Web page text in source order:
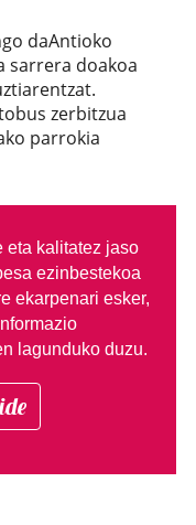
daAntioko
sarrera doakoa
zerbitzua
parrokia
eta kalitatez jaso
ezinbestekoa
ekarpenari esker,
lagunduko duzu.